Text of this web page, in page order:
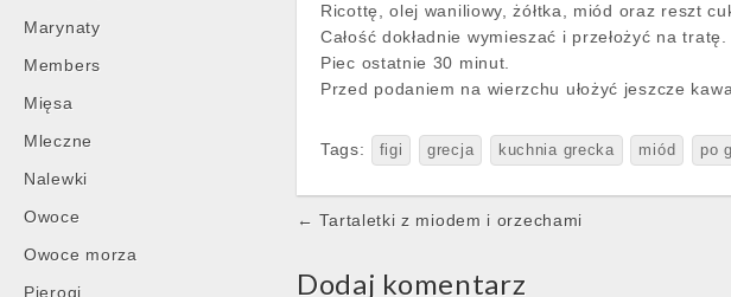
Marynaty
Members
Mięsa
Mleczne
Nalewki
Owoce
Owoce morza
Pierogi
Ricottę, olej waniliowy, żółtka, miód oraz reszt
Całość dokładnie wymieszać i przełożyć na tratę.
Piec ostatnie 30 minut.
Przed podaniem na wierzchu ułożyć jeszcze
Tags: figi grecja kuchnia grecka miód po
Post
← Tartaletki z miodem i orzechami
Dodaj komentarz